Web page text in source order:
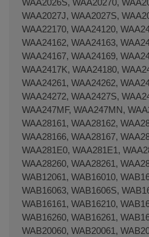
WAA2027J, WAA2027S,
WAA22170, WAA24120,
WAA24162, WAA24163,
WAA24167, WAA24169,
WAA2417K, WAA24180,
WAA24261, WAA24262,
WAA24272, WAA2427S,
WAA247MF, WAA247MN,
WAA28161, WAA28162,
WAA28166, WAA28167,
WAA281E0, WAA281E1,
WAA28260, WAA28261,
WAB12061, WAB16010,
WAB16063, WAB1606S,
WAB16161, WAB16210,
WAB16260, WAB16261,
WAB20060, WAB20061,